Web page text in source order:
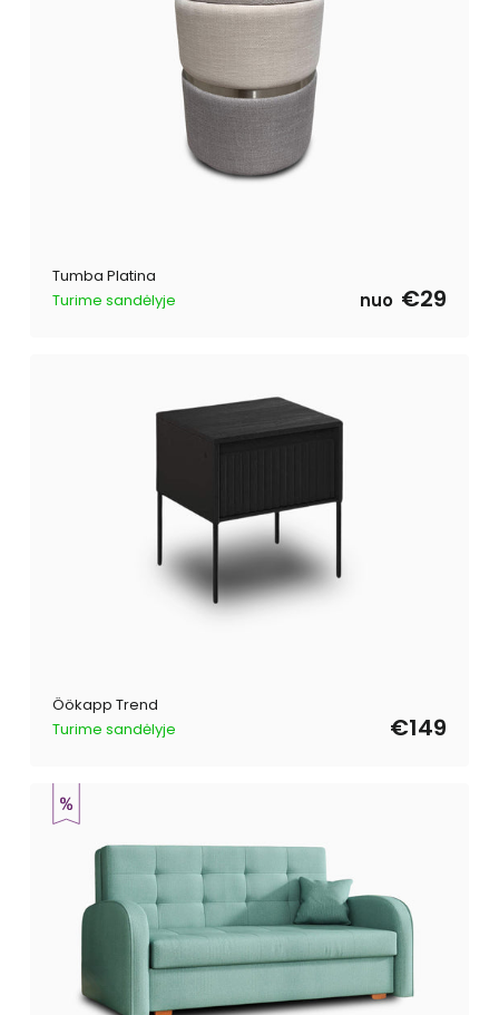
Tumba Platina
Turime sandėlyje
nuo €29
Öökapp Trend
Turime sandėlyje
€149